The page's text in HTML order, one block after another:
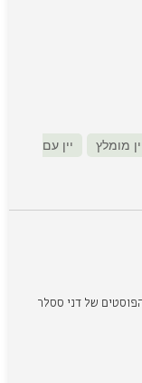
מומלץ
יין עם
של דני ססלר